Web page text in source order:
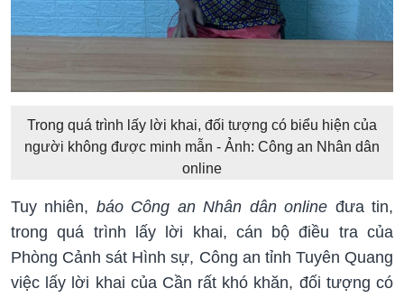
Trong quá trình lấy lời khai, đối tượng có biểu hiện của
người không được minh mẫn - Ảnh: Công an Nhân dân
online
Tuy nhiên, báo Công an Nhân dân online đưa tin,
trong quá trình lấy lời khai, cán bộ điều tra của
Phòng Cảnh sát Hình sự, Công an tỉnh Tuyên Quang
việc lấy lời khai của Cần rất khó khăn, đối tượng có